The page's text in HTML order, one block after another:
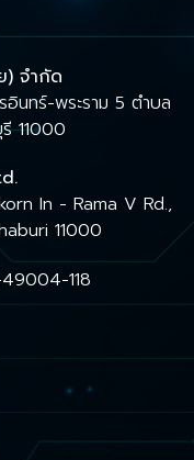
) จำกัด
นทร์-พระราม 5 ตำบล
11000
In - Rama V Rd.,
11000
118